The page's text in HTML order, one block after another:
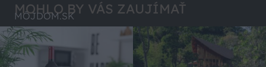
MOHLO BY VÁS ZAUJÍMAŤ
MÔJDOM.SK